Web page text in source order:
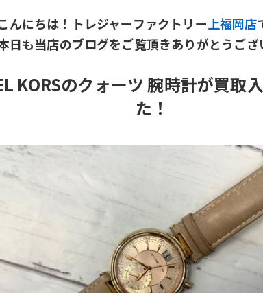
んにちは！トレジャーファクトリー上福岡店
日も当店のブログをご覧頂きありがとうござ
KORSのクォーツ 腕時計が買取
た！